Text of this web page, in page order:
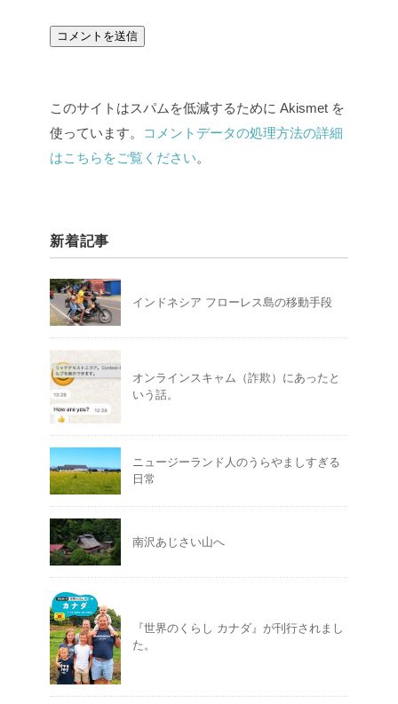
このサイトはスパムを低減するために Akismet を
使っています。
コメントデータの処理方法の詳細
はこちらをご覧ください。
新着記事
インドネシア フローレス島の移動手段
オンラインスキャム（詐欺）にあったと
いう話。
ニュージーランド人のうらやましすぎる
日常
南沢あじさい山へ
『世界のくらし カナダ』が刊行されまし
た。